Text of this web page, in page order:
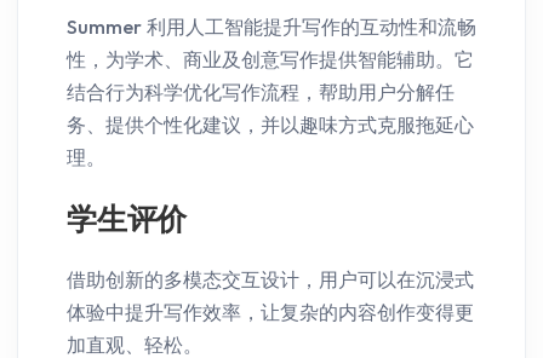
Summer 利用人工智能提升写作的互动性和流畅
性，为学术、商业及创意写作提供智能辅助。它
结合行为科学优化写作流程，帮助用户分解任
务、提供个性化建议，并以趣味方式克服拖延心
理。
学生评价
借助创新的多模态交互设计，用户可以在沉浸式
体验中提升写作效率，让复杂的内容创作变得更
加直观、轻松。